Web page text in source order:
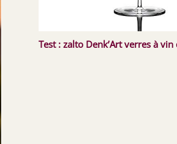
Test : zalto Denk’Art verres à